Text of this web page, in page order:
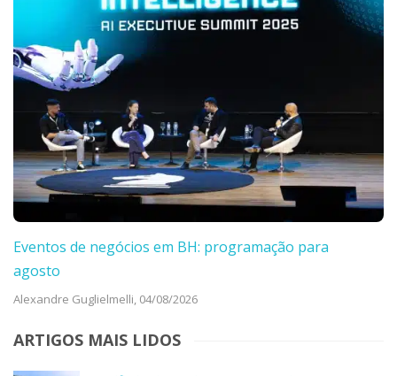
Eventos de negócios em BH: programação para
agosto
Alexandre Guglielmelli, 04/08/2026
ARTIGOS MAIS LIDOS